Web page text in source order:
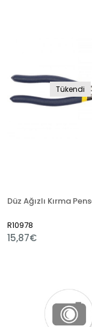
Tükendi
Düz Ağızlı Kırma
R10978
15,87€